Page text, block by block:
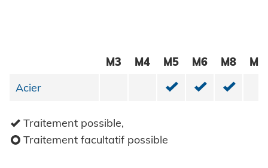
Acier
M3 M4 M5 M6 M8
Acier
✓ ✓ ✓
✓Traitement possible,
oTraitement facultatif possible